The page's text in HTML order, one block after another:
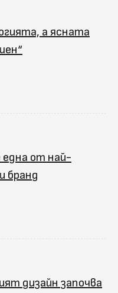
а ясната
от най-
бранд
дизайн започва